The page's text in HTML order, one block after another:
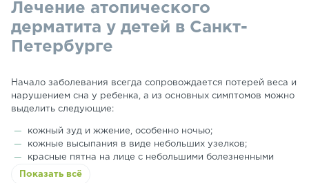
Лечение атопического
дерматита у детей в Санкт-
Петербурге
Начало заболевания всегда сопровождается потерей веса и
нарушением сна у ребенка, а из основных симптомов можно
выделить следующие:
кожный зуд и жжение, особенно ночью;
кожные высыпания в виде небольших узелков;
красные пятна на лице с небольшими болезненными
трещинами;
Показать всё